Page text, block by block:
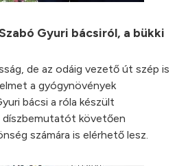
Gyuri bácsiról, a bükki
de az odáig vezető út szép is
a gyógynövények
bácsi a róla készült
díszbemutatót követően
számára is elérhető lesz.